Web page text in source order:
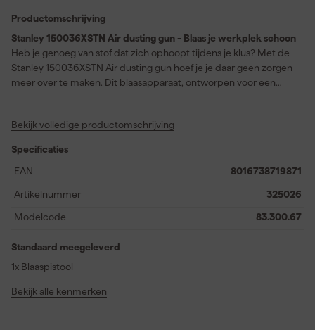
Productomschrijving
Stanley 150036XSTN Air dusting gun - Blaas je werkplek schoon
Heb je genoeg van stof dat zich ophoopt tijdens je klus? Met de
Stanley 150036XSTN Air dusting gun hoef je je daar geen zorgen
meer over te maken. Dit blaasapparaat, ontworpen voor een
bereikbare plekken. Dankzij het comfortabele en lichte ontwerp
werken. De gun is een praktische toevoeging aan je
gereedschapscollectie, perfect voor zowel professionals als doe-
georganiseerde werkruimte .
Bekijk volledige productomschrijving
Specificaties
EAN
8016738719871
Artikelnummer 325026
Modelcode 83.300.67
Standaard meegeleverd
1x Blaaspistool
Bekijk alle kenmerken